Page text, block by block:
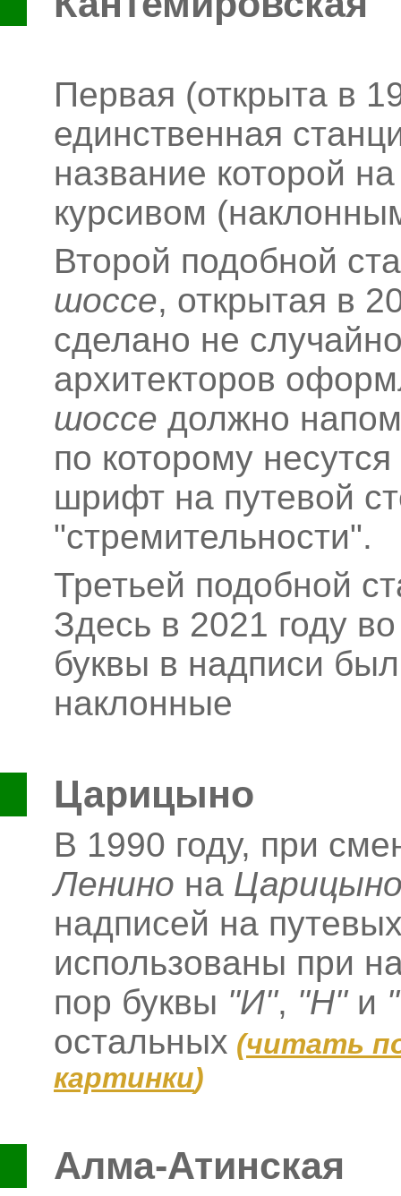
Первая (открыта в
единственная
название которой
курсивом
Второй подобной
шоссе, открытая в
сделано не
архитекторов
шоссе должно
по которому
шрифт на путевой
"стремительности".
Третьей подобной
Здесь в 2021 году
буквы в надписи
наклонные
Царицыно
В 1990 году, при
Ленино на
надписей на
использованы при
пор буквы "И", "Н"и
остальных (читать
картинки)
Алма-Атинская